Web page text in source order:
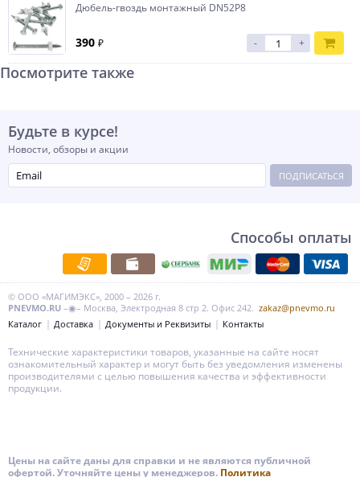
Дюбель-гвоздь монтажный DN52P8
390 ₽ - +
Посмотрите также
Будьте в курсе!
Новости, обзоры и акции
ПОДПИСАТЬСЯ
Способы оплаты
© ООО «МАГИМЭКС», 2000 – 2026 г.
PNEVMO.RU –◉– Москва, Электродная 8 стр 2. Офис 242. zakaz@pnevmo.ru
Каталог
Доставка Документы и Реквизиты Контакты
Технические характеристики товаров, указанные на сайте носят
ознакомительный характер и могут быть без уведомления изменены
производителями с целью повышения качества и эффективности
продукции.
Цены на сайте даны для справки и не являются публичной
офертой. Уточняйте цены у менеджеров. Политика